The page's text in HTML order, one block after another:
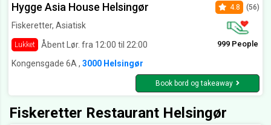
Hygge Asia House Helsingør
Fiskeretter, Asiatisk
Lukket Åbent Lør. fra 12:00 til 22:00
4.8 (56)
999 People
Kongensgade 6A , 3000 Helsingør
Book bord og takeaway
Fiskeretter Restaurant Helsingør